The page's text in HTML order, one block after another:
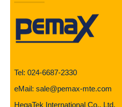
Tel: 024-6687-2330
eMail: sale@pemax-mte.com
HegaTek International Co., Ltd.